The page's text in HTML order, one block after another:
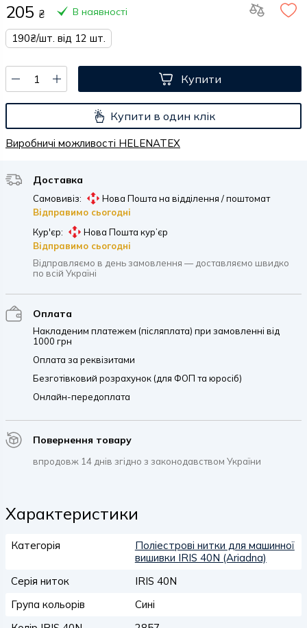
205 ₴ В наявності
190₴/шт. від 12 шт.
Купити
Купити в один клік
Виробничі можливості HELENATEX
Доставка
Самовивіз:
Нова Пошта на відділення / поштомат
Відправимо сьогодні
Кур'єр:
Нова Пошта кур’єр
Відправимо сьогодні
Відправляємо в день замовлення — доставляємо швидко
по всій Україні
Оплата
Накладеним платежем (післяплата) при замовленні від
1000 грн
Оплата за реквізитами
Безготівковий розрахунок (для ФОП та юросіб)
Онлайн-передоплата
Повернення товару
впродовж 14 днів згідно з законодавством України
Характеристики
Категорія
Поліестрові нитки для машинної
вишивки IRIS 40N (Ariadna)
Серія ниток
IRIS 40N
Група кольорів
Сині